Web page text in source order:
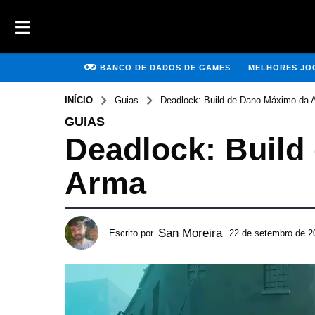
BANCO DE DADOS DE GAMES MELHORES
INÍCIO Guias Deadlock: Build de Dano Máximo da
GUIAS
Deadlock: Build
Arma
Escrito por San Moreira 22 de setembro de